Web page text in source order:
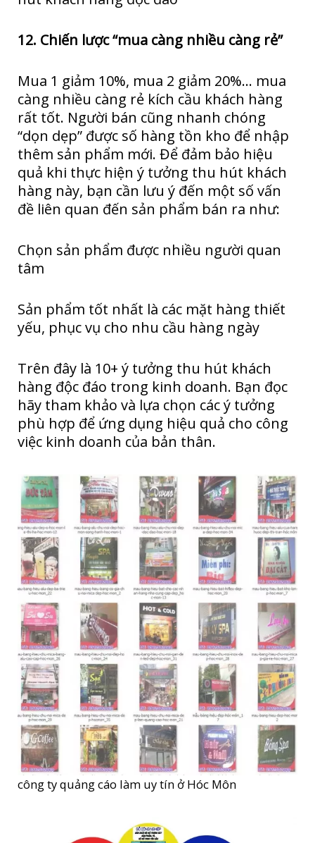
12. Chiến lược “mua càng nhiều càng rẻ”
Mua 1 giảm 10%, mua 2 giảm 20%… mua
càng nhiều càng rẻ kích cầu khách hàng
rất tốt. Người bán cũng nhanh chóng
“dọn dẹp” được số hàng tồn kho để nhập
thêm sản phẩm mới. Để đảm bảo hiệu
quả khi thực hiện ý tưởng thu hút khách
hàng này, bạn cần lưu ý đến một số vấn
đề liên quan đến sản phẩm bán ra như:
Chọn sản phẩm được nhiều người quan
tâm
Sản phẩm tốt nhất là các mặt hàng thiết
yếu, phục vụ cho nhu cầu hàng ngày
Trên đây là 10+ ý tưởng thu hút khách
hàng độc đáo trong kinh doanh. Bạn đọc
hãy tham khảo và lựa chọn các ý tưởng
phù hợp để ứng dụng hiệu quả cho công
việc kinh doanh của bản thân.
công ty quảng cáo làm uy tín ở Hóc Môn